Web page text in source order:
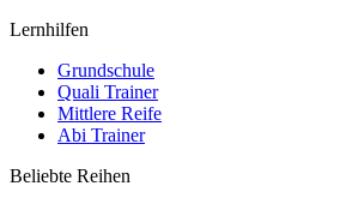
Lernhilfen
Grundschule
Quali Trainer
Mittlere Reife
Abi Trainer
Beliebte Reihen